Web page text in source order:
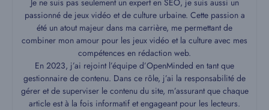
passionné de jeux vidéo et de culture urbaine. Cette passion a
été un atout majeur dans ma carrière, me permettant de
combiner mon amour pour les jeux vidéo et la culture avec mes
compétences en rédaction web.
En 2023, j’ai rejoint l’équipe d’OpenMinded en tant que
gestionnaire de contenu. Dans ce rôle, j’ai la responsabilité de
gérer et de superviser le contenu du site, m’assurant que chaque
article est à la fois informatif et engageant pour les lecteurs.